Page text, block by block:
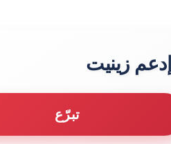
إدعم زينيت
تبرّع